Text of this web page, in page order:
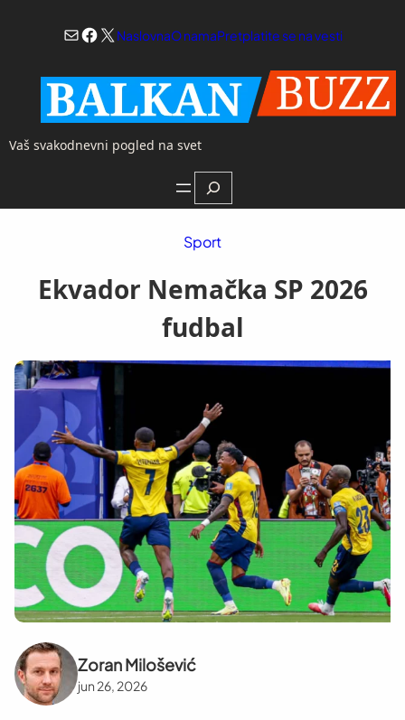
Mail
Facebook
X NaslovnaO namaPretplatite se na vesti
Vaš svakodnevni pogled na svet
Search
Sport
Ekvador Nemačka SP 2026
fudbal
Zoran Milošević
jun 26, 2026